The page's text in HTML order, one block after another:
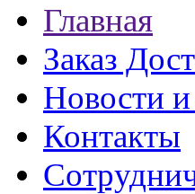
Главная
Заказ
Новости и
Контакты